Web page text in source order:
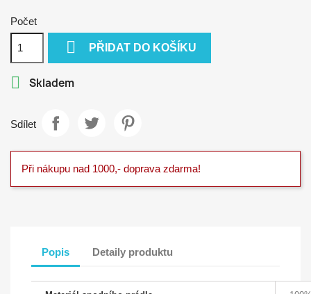
Počet
 PŘIDAT DO KOŠÍKU
 Skladem
Sdílet
Při nákupu nad 1000,- doprava zdarma!
Popis Detaily produktu